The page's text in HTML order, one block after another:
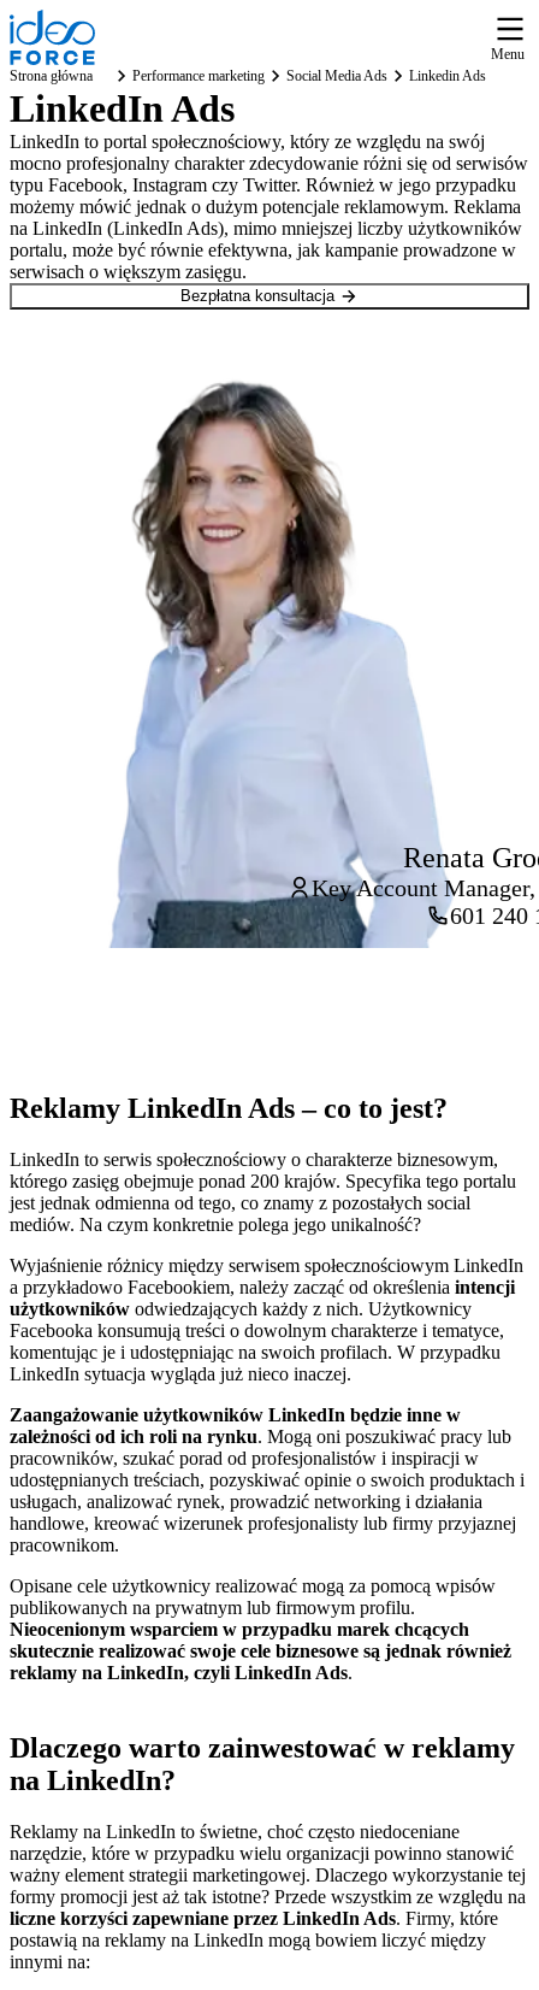
Menu
Strona główna
Performance marketing Social Media Ads Linkedin Ads
LinkedIn Ads
LinkedIn to portal społecznościowy, który ze względu na swój
mocno profesjonalny charakter zdecydowanie różni się od serwisów
typu Facebook, Instagram czy Twitter. Również w jego przypadku
możemy mówić jednak o dużym potencjale reklamowym. Reklama
na LinkedIn (LinkedIn Ads), mimo mniejszej liczby użytkowników
portalu, może być równie efektywna, jak kampanie prowadzone w
serwisach o większym zasięgu.
Bezpłatna konsultacja
Renata
Key Account
601 240
Reklamy LinkedIn Ads – co to jest?
LinkedIn to serwis społecznościowy o charakterze biznesowym,
którego zasięg obejmuje ponad 200 krajów. Specyfika tego portalu
jest jednak odmienna od tego, co znamy z pozostałych social
mediów. Na czym konkretnie polega jego unikalność?
Wyjaśnienie różnicy między serwisem społecznościowym LinkedIn
a przykładowo Facebookiem, należy zacząć od określenia intencji
użytkowników odwiedzających każdy z nich. Użytkownicy
Facebooka konsumują treści o dowolnym charakterze i tematyce,
komentując je i udostępniając na swoich profilach. W przypadku
LinkedIn sytuacja wygląda już nieco inaczej.
Zaangażowanie użytkowników LinkedIn będzie inne w
zależności od ich roli na rynku. Mogą oni poszukiwać pracy lub
pracowników, szukać porad od profesjonalistów i inspiracji w
udostępnianych treściach, pozyskiwać opinie o swoich produktach i
usługach, analizować rynek, prowadzić networking i działania
handlowe, kreować wizerunek profesjonalisty lub firmy przyjaznej
pracownikom.
Opisane cele użytkownicy realizować mogą za pomocą wpisów
publikowanych na prywatnym lub firmowym profilu.
Nieocenionym wsparciem w przypadku marek chcących
skutecznie realizować swoje cele biznesowe są jednak również
reklamy na LinkedIn, czyli LinkedIn Ads.
Dlaczego warto zainwestować w reklamy
na LinkedIn?
Reklamy na LinkedIn to świetne, choć często niedoceniane
narzędzie, które w przypadku wielu organizacji powinno stanowić
ważny element strategii marketingowej. Dlaczego wykorzystanie tej
formy promocji jest aż tak istotne? Przede wszystkim ze względu na
liczne korzyści zapewniane przez LinkedIn Ads. Firmy, które
postawią na reklamy na LinkedIn mogą bowiem liczyć między
innymi na: